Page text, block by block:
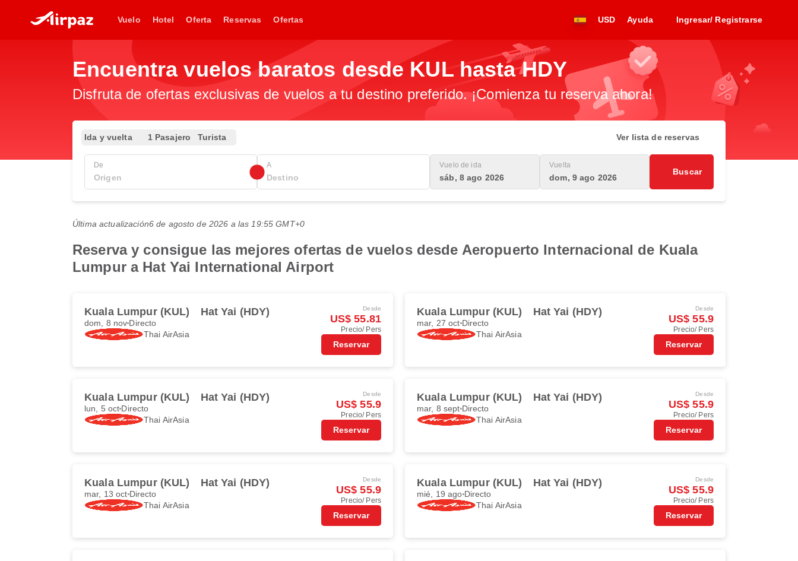
Vuelo Hotel Oferta Reservas Ofertas USD Ayuda Ingresar/ Registrarse
Encuentra vuelos baratos desde KUL hasta HDY
Disfruta de ofertas exclusivas de vuelos a tu destino preferido. ¡Comienza tu reserva ahora!
Ida y vuelta 1 Pasajero Turista Ver lista de reservas
De A Vuelo de ida
sáb, 8 ago 2026
Vuelta
dom, 9 ago 2026
Buscar
Última actualización6 de agosto de 2026 a las 19:55 GMT+0
Reserva y consigue las mejores ofertas de vuelos desde Aeropuerto Internacional de Kuala
Lumpur a Hat Yai International Airport
Kuala Lumpur (KUL) Hat Yai (HDY)
dom, 8 nov Directo
Thai AirAsia
Desde
US$ 55.81
Precio/ Pers
Reservar
Kuala Lumpur (KUL) Hat Yai (HDY)
mar, 27 oct Directo
Thai AirAsia
Desde
US$ 55.9
Precio/ Pers
Reservar
Kuala Lumpur (KUL) Hat Yai (HDY)
lun, 5 oct Directo
Thai AirAsia
Desde
US$ 55.9
Precio/ Pers
Reservar
Kuala Lumpur (KUL) Hat Yai (HDY)
mar, 8 sept Directo
Thai AirAsia
Desde
US$ 55.9
Precio/ Pers
Reservar
Kuala Lumpur (KUL) Hat Yai (HDY)
mar, 13 oct Directo
Thai AirAsia
Desde
US$ 55.9
Precio/ Pers
Reservar
Kuala Lumpur (KUL) Hat Yai (HDY)
mié, 19 ago Directo
Thai AirAsia
Desde
US$ 55.9
Precio/ Pers
Reservar